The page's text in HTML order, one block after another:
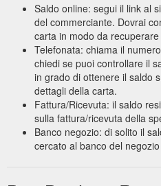
Saldo online: segui il link al
del commerciante. Dovrai
carta in modo da
Telefonata: chiama il
chiedi se puoi controllare il
in grado di ottenere il saldo
dettagli della carta.
Fattura/Ricevuta: il saldo
sulla fattura/ricevuta della
Banco negozio: di solito il
cercato al banco del